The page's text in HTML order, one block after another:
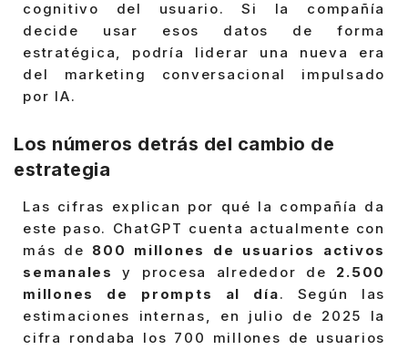
cognitivo del usuario. Si la compañía
decide usar esos datos de forma
estratégica, podría liderar una nueva era
del marketing conversacional impulsado
por IA.
Los números detrás del cambio de
estrategia
Las cifras explican por qué la compañía da
este paso. ChatGPT cuenta actualmente con
más de 800 millones de usuarios activos
semanales
y procesa alrededor de 2.500
millones de prompts al día. Según las
estimaciones internas, en julio de 2025 la
cifra rondaba los 700 millones de usuarios